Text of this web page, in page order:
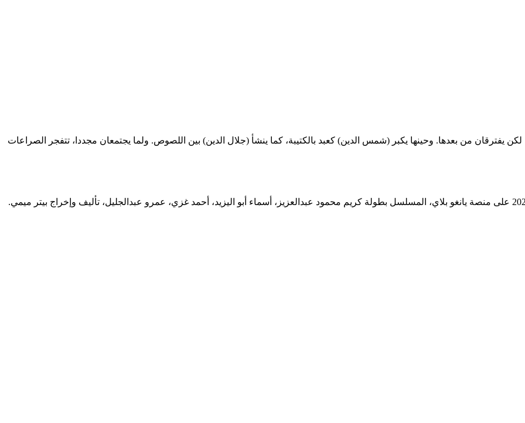
يفترقان من بعدها. وحينها يكبر (شمس الدين) كعبد بالكتيبة، كما ينشأ (جلال الدين) بين اللصوص. ولما يجتمعان مجددا، تتفجر الصراعات